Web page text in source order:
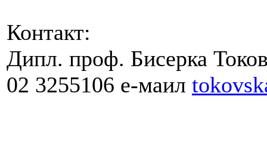
Контакт:
Дипл. проф. Бисерка
02 3255106 е-маил